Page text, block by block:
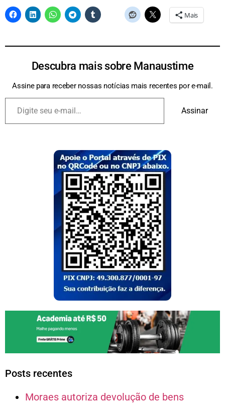
Mais
Descubra mais sobre Manaustime
Assine para receber nossas notícias mais recentes por e-mail.
Assinar
Posts recentes
Moraes autoriza devolução de bens